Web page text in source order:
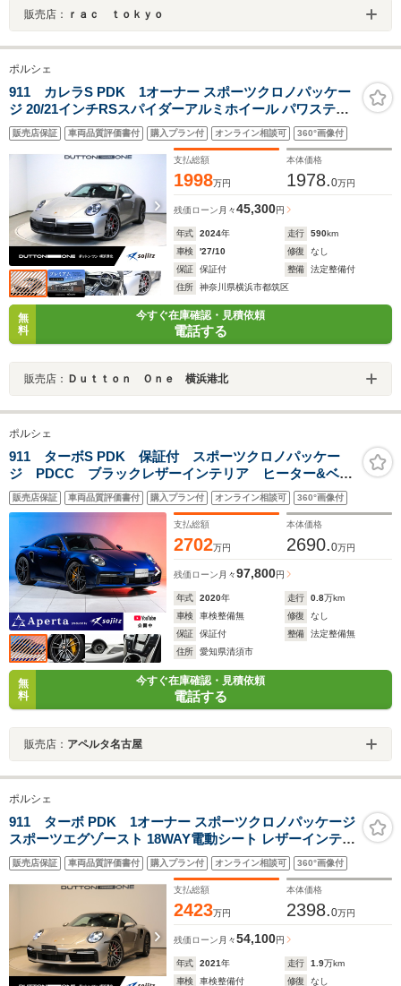
販売店： ｒａｃ ｔｏｋｙｏ
ポルシェ
911 カレラS PDK 1オーナー スポーツクロノパッケー
ジ 20/21インチRSスパイダーアルミホイール パワステプ
ラス LEDマトリックスヘッドライト GTシルバー レッド
キャリパー シートヒーター オートエアコン サラウンドビ
ューカメラ
販売店保証 車両品質評価書付 購入プラン付 オンライン相談可 360°画像付
支払総額
1998万円
本体価格
1978.0万円
残価ローン 月々45,300円
年式 2024年 走行 590km
車検
'27/10 修復
なし
保証
保証付 整備
法定整備付
住所
神奈川県横浜市都筑区
無
料
今すぐ在庫確認・見積依頼
電話する
販売店： Ｄｕｔｔｏｎ Ｏｎｅ 横浜港北
ポルシェ
911 ターボS PDK 保証付 スポーツクロノパッケー
ジ PDCC ブラックレザーインテリア ヒーター&ベン
チレーション機能 イエローシートベルト BOSEオーデ
ィオ クルーズコントロール 20/21インチアルミ シー
販売店保証 車両品質評価書付 購入プラン付 オンライン相談可 360°画像付
支払総額
2702万円
本体価格
2690.0万円
残価ローン 月々97,800円
年式 2020年 走行 0.8万km
車検
車検整備無 修復
なし
保証
保証付 整備
法定整備無
住所
愛知県清須市
無
料
今すぐ在庫確認・見積依頼
電話する
販売店： アペルタ名古屋
ポルシェ
911 ターボ PDK 1オーナー スポーツクロノパッケージ
スポーツエグゾースト 18WAY電動シート レザーインテリ
ア/クレヨンステッチ PASM付スポーツサスペンション
PDLSプラス BOSEサウンド シートヒーター カラークレ
ストAWキャップ
販売店保証 車両品質評価書付 購入プラン付 オンライン相談可 360°画像付
支払総額
2423万円
本体価格
2398.0万円
残価ローン 月々54,100円
年式 2021年 走行 1.9万km
車検
車検整備付 修復
なし